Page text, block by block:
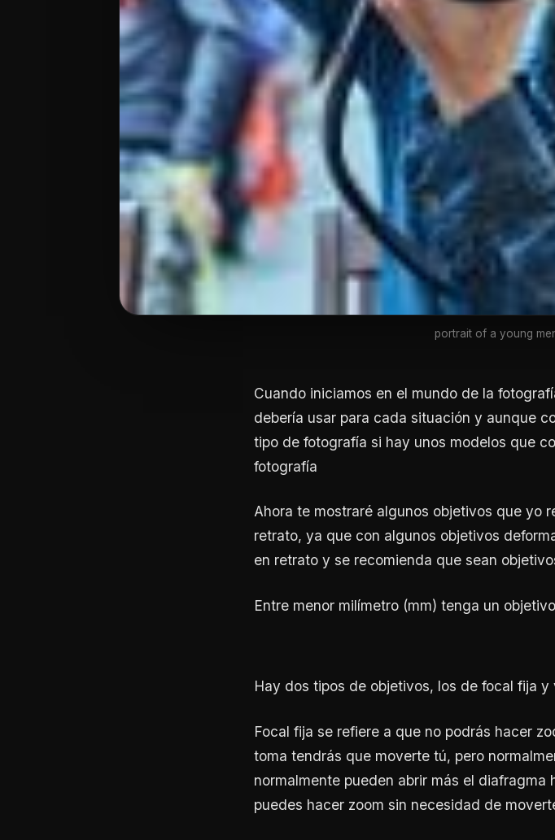
portrait of a young
Cuando iniciamos en el mundo de la
debería usar para cada situación y aunque
tipo de fotografía si hay unos modelos que
fotografía
Ahora te mostraré algunos objetivos que yo
retrato, ya que con algunos objetivos
en retrato y se recomienda que sean
Entre menor milímetro (mm) tenga un
Hay dos tipos de objetivos, los de focal fija y
Focal fija se refiere a que no podrás hacer
toma tendrás que moverte tú, pero
normalmente pueden abrir más el
puedes hacer zoom sin necesidad de